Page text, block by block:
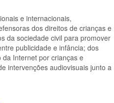
e internacionais,
dos direitos de crianças e
da sociedade civil para promover
publicidade e infância; dos
da Internet por crianças e
intervenções audiovisuais junto a